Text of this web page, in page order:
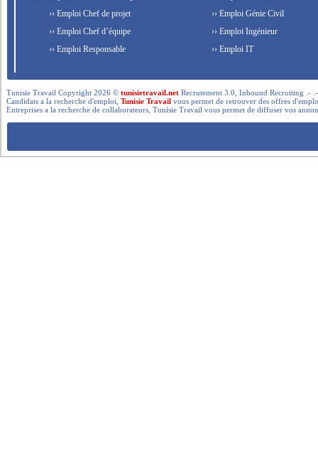
›› Emploi Chef de projet
›› Emploi Chef d’équipe
›› Emploi Responsable
›› Emploi Génie Civil
›› Emploi Ingénieur
›› Emploi IT
Tunisie Travail Copyright 2026 ©tunisietravail.net Recrutement 3.0, Inbound Recruiting .-
Candidats a la recherche d'emploi,Tunisie Travail vous permet de retrouver des offres
Entreprises a la recherche de collaborateurs, Tunisie Travail vous permet de diffuser vos